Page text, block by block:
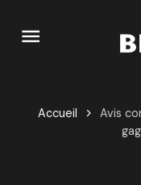
Accueil
Avis